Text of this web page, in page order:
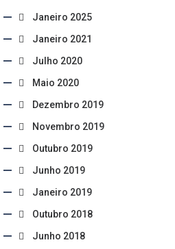
Janeiro 2025
Janeiro 2021
Julho 2020
Maio 2020
Dezembro 2019
Novembro 2019
Outubro 2019
Junho 2019
Janeiro 2019
Outubro 2018
Junho 2018